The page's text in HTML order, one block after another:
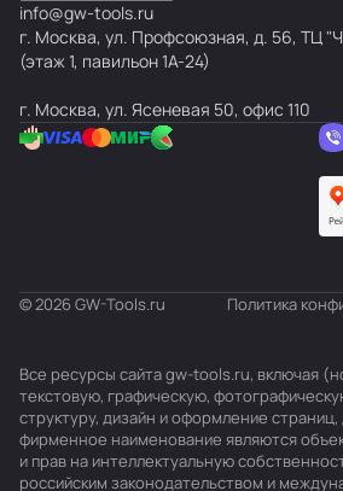
info@gw-tools.ru
г. Москва, ул. Профсоюзная, д. 56, ТЦ
(этаж 1, павильон 1А-24)
г. Москва, ул. Ясеневая 50, офис 110
© 2026 GW-Tools.ru Политика
Все ресурсы сайта gw-tools.ru, включая
текстовую, графическую,
структуру, дизайн и оформление
фирменное наименование являются
и прав на интеллектуальную
российским законодательством и